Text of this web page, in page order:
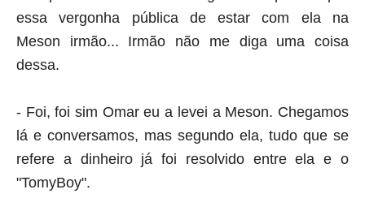
essa vergonha pública de estar com ela na
Meson irmão... Irmão não me diga uma coisa
dessa.
- Foi, foi sim Omar eu a levei a Meson. Chegamos
lá e conversamos, mas segundo ela, tudo que se
refere a dinheiro já foi resolvido entre ela e o
"TomyBoy".